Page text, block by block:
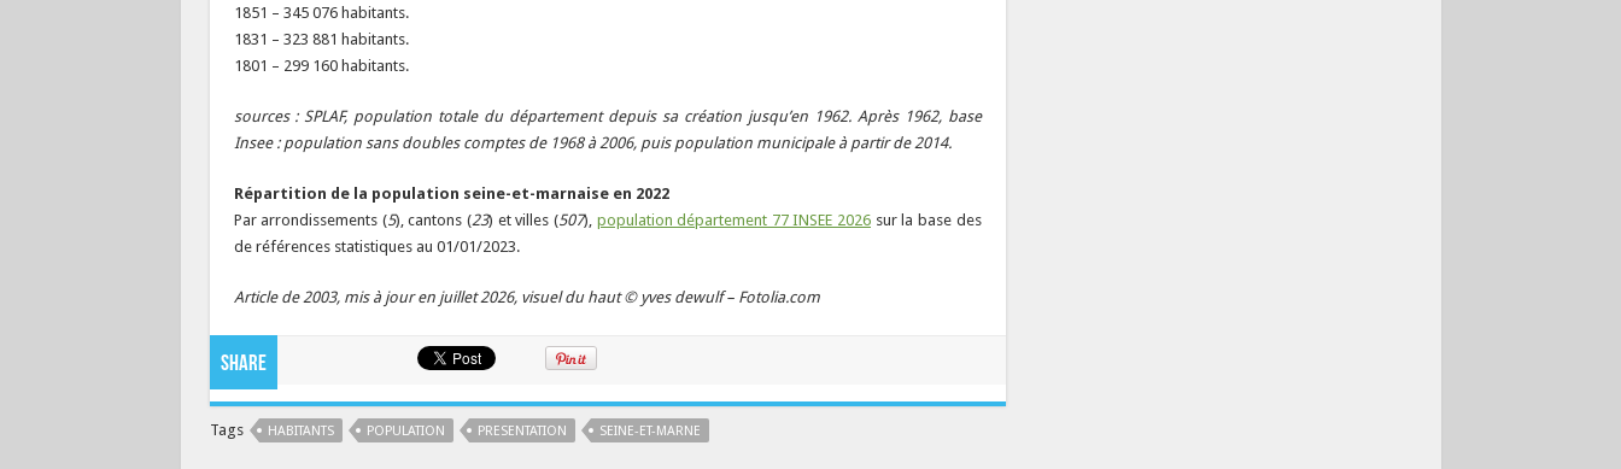
1851 – 345 076 habitants.
1831 – 323 881 habitants.
1801 – 299 160 habitants.
sources : SPLAF, population totale du département depuis sa création jusqu’en 1962. Après 1962, base
Insee : population sans doubles comptes de 1968 à 2006, puis population municipale à partir de 2014.
Répartition de la population seine-et-marnaise en 2022
Par arrondissements (5), cantons (23) et villes (507), population département 77 INSEE 2026 sur la base des
de références statistiques au 01/01/2023.
Article de 2003, mis à jour en juillet 2026, visuel du haut © yves dewulf – Fotolia.com
Share
Tags HABITANTS POPULATION PRESENTATION SEINE-ET-MARNE